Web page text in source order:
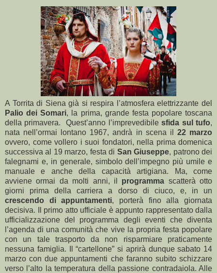
A Torrita di Siena già si respira l’atmosfera elettrizzante del
Palio dei Somari, la prima, grande festa popolare toscana
della primavera. Quest’anno l’imprevedibilesfida sul tufo,
nata nell’ormai lontano 1967, andrà in scena il 22 marzo
ovvero, come vollero i suoi fondatori, nella prima domenica
successiva al 19 marzo, festa di San Giuseppe, patrono dei
falegnami e, in generale, simbolo dell’impegno più umile e
manuale e anche della capacità artigiana. Ma, come
avviene ormai da molti anni, il programma scatterà otto
giorni prima della carriera a dorso di ciuco, e, in un
crescendo di appuntamenti, porterà fino alla giornata
decisiva. Il primo atto ufficiale è appunto rappresentato dalla
ufficializzazione del programma degli eventi che diventa
l’agenda di una comunità che vive la propria festa popolare
con un tale trasporto da non risparmiare praticamente
nessuna famiglia. Il “cartellone” si aprirà dunque sabato 14
marzo con due appuntamenti che faranno subito schizzare
verso l’alto la temperatura della passione contradaiola. Alle